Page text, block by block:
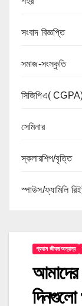
সংবাদ বিজ্ঞপ্তি
সমাজ-সংস্কৃতি
সিজিপিএ(
সেমিনার
স্কলারশিপ/বৃত্তি
স্পাউস/ফ্যামিলি
প্রবাস জীবন/অন্যান্য
আমাদের
দিনগুলো